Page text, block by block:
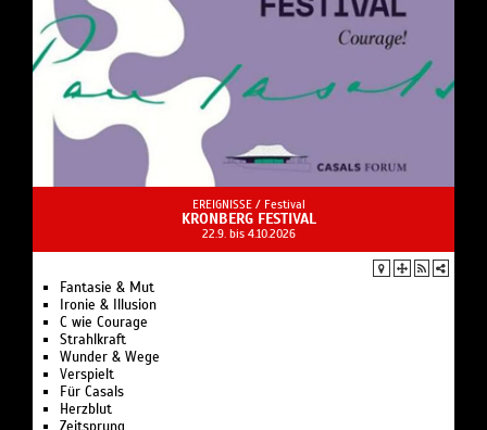
EREIGNISSE / Festival
KRONBERG FESTIVAL
22.9. bis 4.10.2026
Fantasie & Mut
Ironie & Illusion
C wie Courage
Strahlkraft
Wunder & Wege
Verspielt
Für Casals
Herzblut